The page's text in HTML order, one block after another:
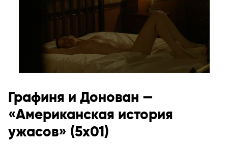
Графиня и Донован —
«Американская история
ужасов» (5х01)